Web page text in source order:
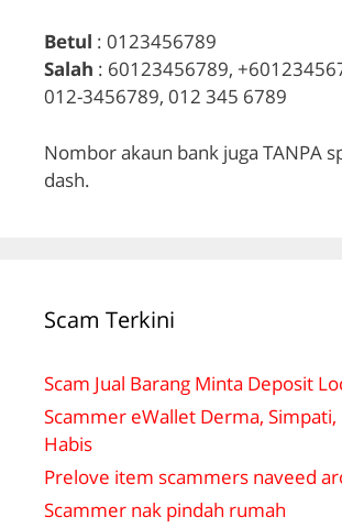
Betul : 0123456789
Salah : 60123456789,
012-3456789, 012 345 6789
Nombor akaun bank juga TANPA
dash.
Scam Terkini
Scam Jual Barang Minta Deposit
Scammer eWallet Derma,
Habis
Prelove item scammers naveed
Scammer nak pindah rumah